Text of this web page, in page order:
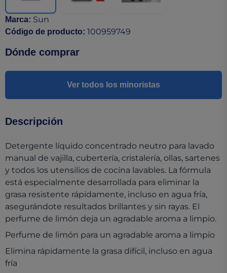
Marca: Sun
Código de producto: 100959749
Dónde comprar
Ver todos los minoristas
Descripción
Detergente líquido concentrado neutro para lavado
manual de vajilla, cubertería, cristalería, ollas, sartenes
y todos los utensilios de cocina lavables. La fórmula
está especialmente desarrollada para eliminar la
grasa resistente rápidamente, incluso en agua fría,
asegurándote resultados brillantes y sin rayas. El
perfume de limón deja un agradable aroma a limpio.
Perfume de limón para un agradable aroma a limpio
Elimina rápidamente la grasa difícil, incluso en agua
fría